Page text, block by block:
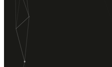
Tümünü Görüntüle
BİZE ULAŞIN
Yukarı Dudullu Mahallesi.
Tavukçu Yolu Cad. Şah Sok. No: 4
Ümraniye / İSTANBUL